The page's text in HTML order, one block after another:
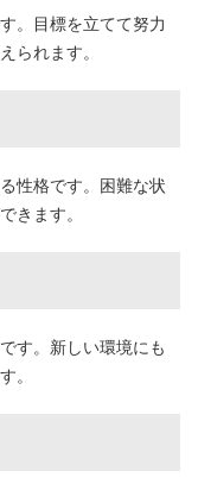
。目標を立てて努力
られます。
性格です。困難な状
きます。
す。新しい環境にも
。